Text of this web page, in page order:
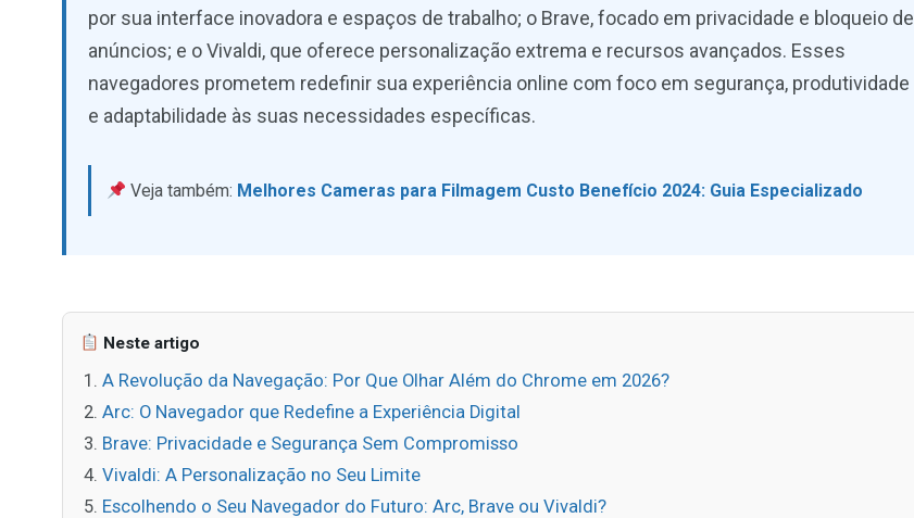
por sua interface inovadora e espaços de trabalho; o Brave, focado em privacidade e bloqueio de
anúncios; e o Vivaldi, que oferece personalização extrema e recursos avançados. Esses
navegadores prometem redefinir sua experiência online com foco em segurança, produtividade
e adaptabilidade às suas necessidades específicas.
Veja também: Melhores Cameras para Filmagem Custo Benefício 2024: Guia Especializado
Neste artigo
A Revolução da Navegação: Por Que Olhar Além do Chrome em 2026?
Arc: O Navegador que Redefine a Experiência Digital
Brave: Privacidade e Segurança Sem Compromisso
Vivaldi: A Personalização no Seu Limite
Escolhendo o Seu Navegador do Futuro: Arc, Brave ou Vivaldi?